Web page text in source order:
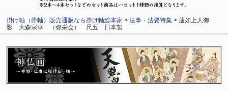
掛け軸（掛軸）販売通販なら掛け軸総本家 >法事・法要特集 > 蓮如上人御
影 大森宗華 （弥栄会） 尺五 日本製